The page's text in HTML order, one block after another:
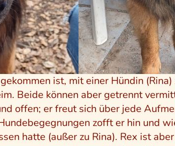
ist, mit einer Hündin
Beide können aber getrennt
offen; er freut sich über jede
zofft er hin und
hatte (außer zu Rina). Rex ist